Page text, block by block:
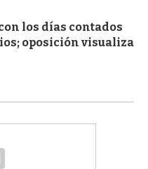
los días contados
oposición visualiza